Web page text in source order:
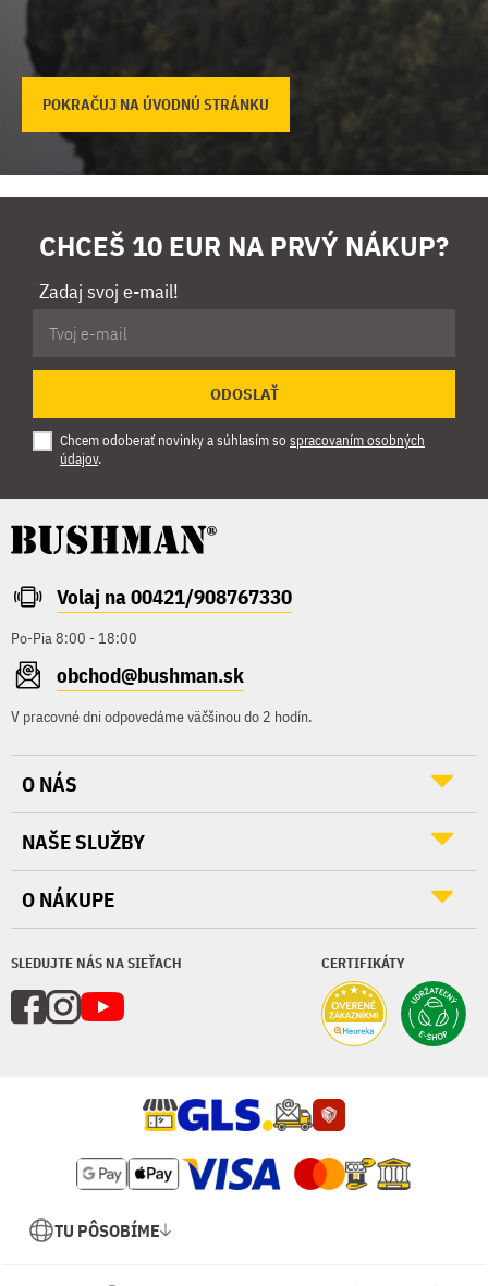
POKRAČUJ NA ÚVODNÚ STRÁNKU
CHCEŠ 10 EUR NA PRVÝ NÁKUP?
Zadaj svoj e-mail!
ODOSLAŤ
Chcem odoberať novinky a súhlasím so spracovaním osobných
údajov.
Volaj na 00421/908767330
Po-Pia 8:00 - 18:00
obchod@bushman.sk
V pracovné dni odpovedáme väčšinou do 2 hodín.
SLEDUJTE NÁS NA SIEŤACH CERTIFIKÁTY
O NÁS
NAŠE SLUŽBY
O NÁKUPE
TU PÔSOBÍME